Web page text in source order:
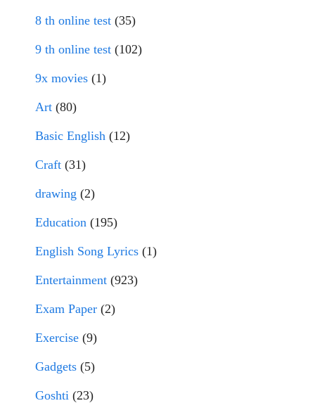
8 th online test (35)
9 th online test (102)
9x movies (1)
Art (80)
Basic English (12)
Craft (31)
drawing (2)
Education (195)
English Song Lyrics (1)
Entertainment (923)
Exam Paper (2)
Exercise (9)
Gadgets (5)
Goshti (23)